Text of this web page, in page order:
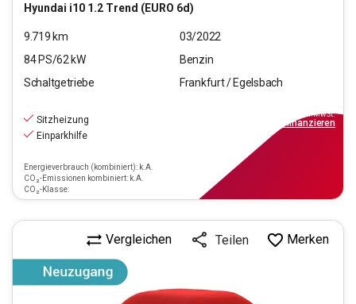
Hyundai i10 1.2 Trend (EURO 6d)
9.719 km
03/2022
84PS/62 kW
Benzin
Schaltgetriebe
Frankfurt / Egelsbach
Sitzheizung
Einparkhilfe
Energieverbrauch (kombiniert): k.A.
CO₂-Emissionen kombiniert: k.A.
CO₂-Klasse:
inkl.MwSt.
finanzieren
Vergleichen Teilen Merken